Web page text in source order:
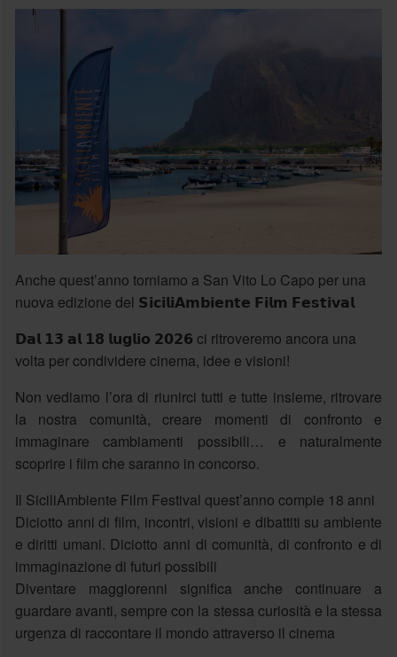
Anche quest’anno torniamo a San Vito Lo Capo per una
nuova edizione del 𝗦𝗶𝗰𝗶𝗹𝗶𝗔𝗺𝗯𝗶𝗲𝗻𝘁𝗲 𝗙𝗶𝗹𝗺 𝗙𝗲𝘀𝘁𝗶𝘃𝗮𝗹
𝗗𝗮𝗹 𝟭𝟯 𝗮𝗹 𝟭𝟴 𝗹𝘂𝗴𝗹𝗶𝗼 𝟮𝟬𝟮𝟲 ci ritroveremo ancora una
volta per condividere cinema, idee e visioni!
Non vediamo l’ora di riunirci tutti e tutte insieme, ritrovare
la nostra comunità, creare momenti di confronto e
immaginare cambiamenti possibili… e naturalmente
scoprire i film che saranno in concorso.
Il SiciliAmbiente Film Festival quest’anno compie 18 anni
Diciotto anni di film, incontri, visioni e dibattiti su ambiente
e diritti umani. Diciotto anni di comunità, di confronto e di
immaginazione di futuri possibili
Diventare maggiorenni significa anche continuare a
guardare avanti, sempre con la stessa curiosità e la stessa
urgenza di raccontare il mondo attraverso il cinema